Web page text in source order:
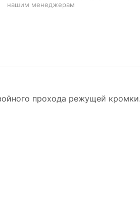
нашим менеджерам
прохода режущей кромки.